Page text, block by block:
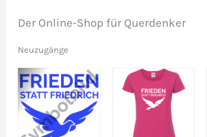
Der Online-Shop für Querdenker
Neuzugänge